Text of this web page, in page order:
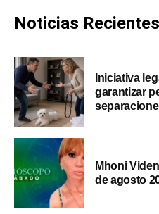
Noticias Recientes
Iniciativa
garantizar
Mhoni
de agosto